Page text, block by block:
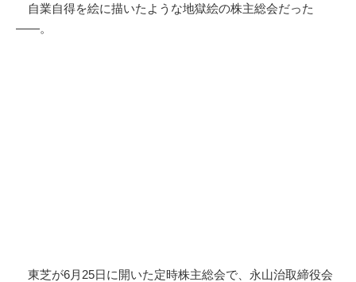
自業自得を絵に描いたような地獄絵の株主総会だった
――。
東芝が6月25日に開いた定時株主総会で、永山治取締役会